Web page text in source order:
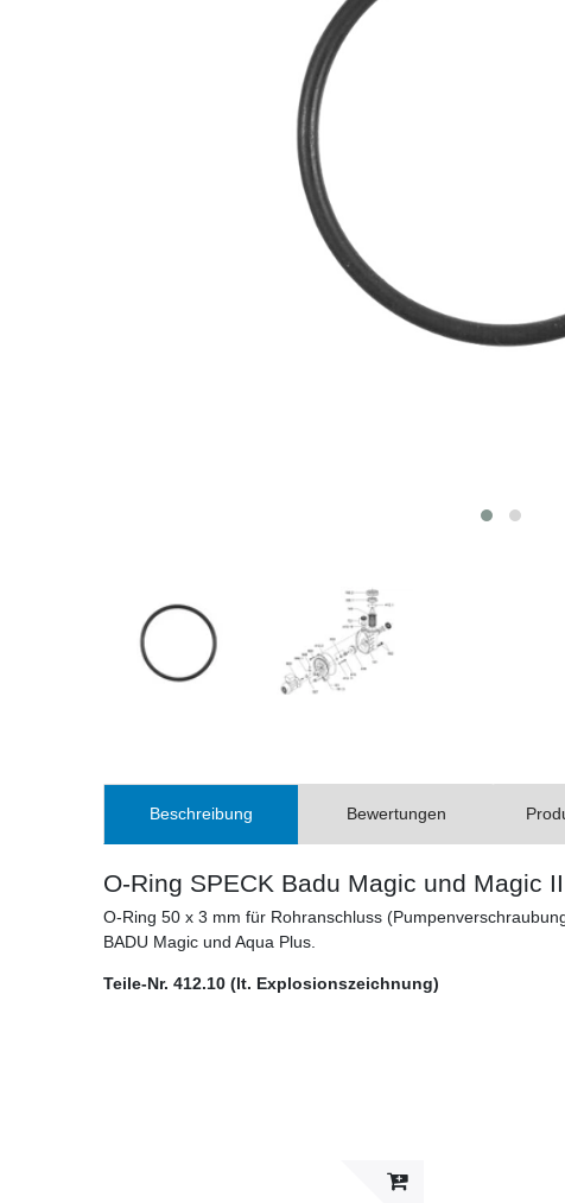
Beschreibung Bewertungen
O-Ring SPECK Badu Magic und Magic
O-Ring 50 x 3 mm für Rohranschluss
BADU Magic und Aqua Plus.
Teile-Nr. 412.10 (lt. Explosionszeichnung)